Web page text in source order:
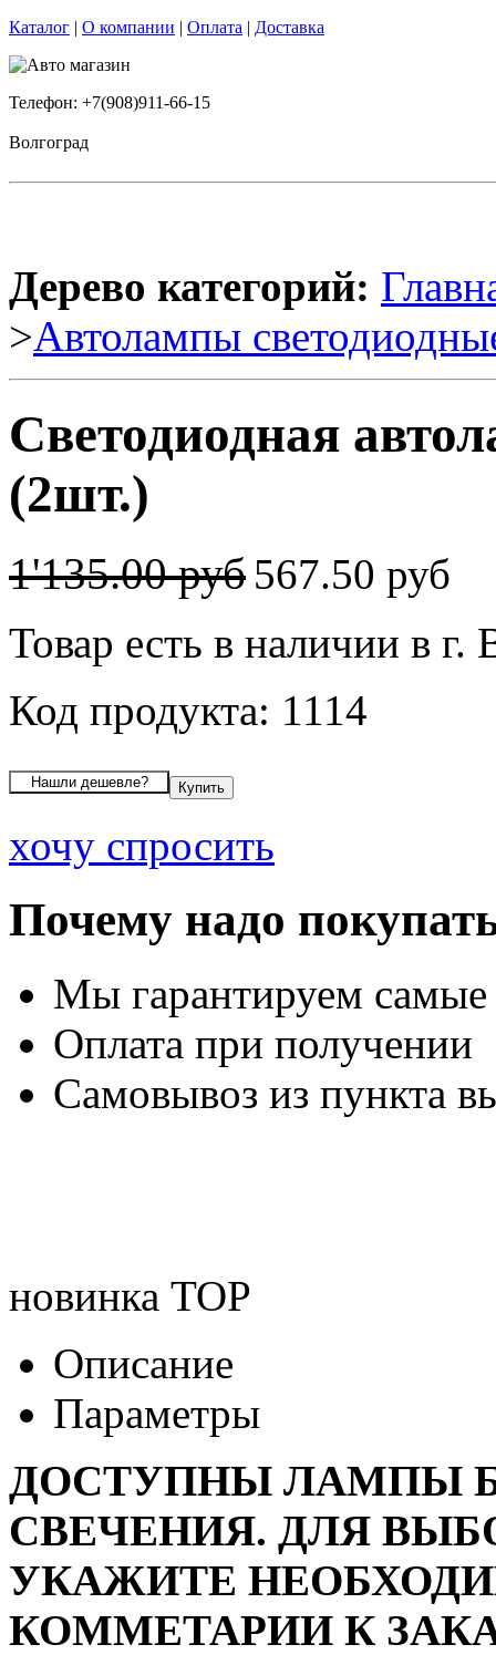
Каталог | О компании | Оплата | Доставка
Телефон: +7(908)911-66-15
Волгоград
Дерево категорий:
>Автолампы
Светодиодная
(2шт.)
1'135.00 руб 567.50 руб
Товар есть в наличии в г.
Код продукта: 1114
хочу спросить
Почему надо
Мы гарантируем
Оплата при получении
Самовывоз из пункта
новинка TOP
Описание
Параметры
ДОСТУПНЫ ЛАМПЫ
СВЕЧЕНИЯ. ДЛЯ
УКАЖИТЕ
КОММЕТАРИИ К